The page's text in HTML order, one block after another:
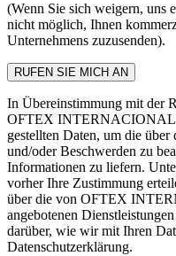
(Wenn Sie sich weigern, uns
nicht möglich, Ihnen
Unternehmens zuzusenden).
In Übereinstimmung mit der
OFTEX
gestellten Daten, um die über
und/oder Beschwerden zu
Informationen zu liefern.
vorher Ihre Zustimmung
über die von OFTEX
angebotenen
darüber, wie wir mit Ihren
Datenschutzerklärung.